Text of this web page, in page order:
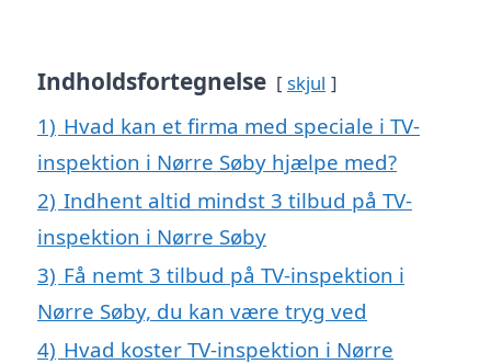
Indholdsfortegnelse skjul
1) Hvad kan et firma med speciale i TV-
inspektion i Nørre Søby hjælpe med?
2) Indhent altid mindst 3 tilbud på TV-
inspektion i Nørre Søby
3) Få nemt 3 tilbud på TV-inspektion i
Nørre Søby, du kan være tryg ved
4) Hvad koster TV-inspektion i Nørre